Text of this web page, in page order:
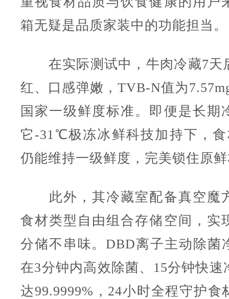
箱无疑是品质家装中的功能担当。
在实际测试中，牛肉冷藏7天
红、口感弹嫩，TVB-N值为
国家一级鲜度标准。即便是长期
它-31℃极冻冰鲜科技加持下，
仍能维持一级鲜度，完美锁住原
此外，其冷藏室配备真空魔
食材类型自由组合存储空间，实
分储不串味。DBD离子主动除菌
在3分钟内高效除菌、15分钟快速
达99.9999%，24小时全程守护食